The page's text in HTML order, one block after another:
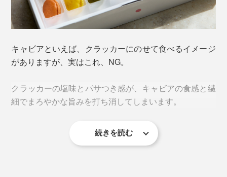
キャビアといえば、クラッカーにのせて食べるイメージ
がありますが、実はこれ、NG。
クラッカーの塩味とパサつき感が、キャビアの食感と繊
細でまろやかな旨みを打ち消してしまいます。
スタンダードは、「ブリニ」というロシア風パンケーキ
続きを読む